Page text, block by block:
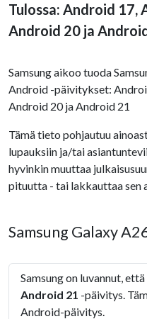
Tulossa: Android 17,
Android 20 ja
Samsung aikoo tuoda
Android -päivitykset:
Android 20 ja Android 21
Tämä tieto pohjautuu
lupauksiin ja/tai
hyvinkin muuttaa
pituutta - tai lakkauttaa sen
Samsung Galaxy
Samsung on luvannut,
Android 21 -päivitys.
Android-päivitys.